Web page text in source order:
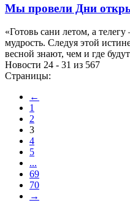
Мы провели Дни
«Готовь сани летом, а
мудрость. Следуя этой
весной знают, чем и где
Новости 24 - 31 из 567
Страницы:
←
1
2
3
4
5
...
69
70
→